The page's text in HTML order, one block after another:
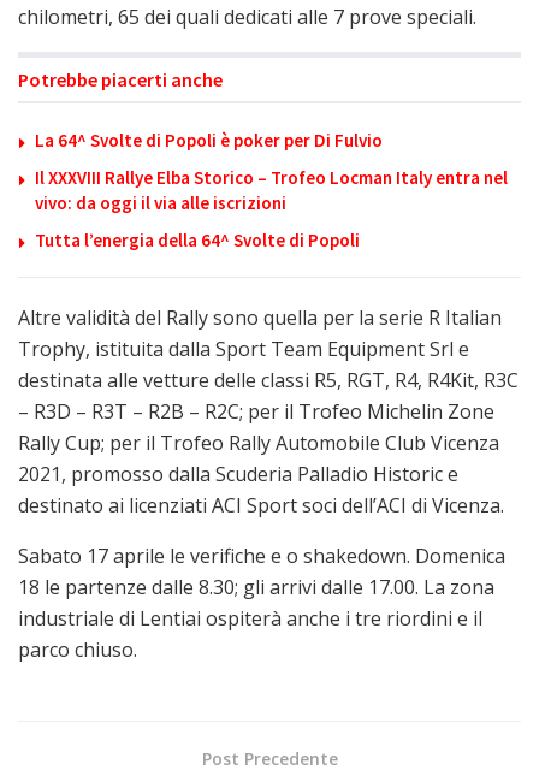
chilometri, 65 dei quali dedicati alle 7 prove speciali.
Potrebbe piacerti anche
La 64^ Svolte di Popoli è poker per Di Fulvio
Il XXXVIII Rallye Elba Storico – Trofeo Locman Italy entra nel
vivo: da oggi il via alle iscrizioni
Tutta l’energia della 64^ Svolte di Popoli
Altre validità del Rally sono quella per la serie R Italian
Trophy, istituita dalla Sport Team Equipment Srl e
destinata alle vetture delle classi R5, RGT, R4, R4Kit, R3C
– R3D – R3T – R2B – R2C; per il Trofeo Michelin Zone
Rally Cup; per il Trofeo Rally Automobile Club Vicenza
2021, promosso dalla Scuderia Palladio Historic e
destinato ai licenziati ACI Sport soci dell’ACI di Vicenza.
Sabato 17 aprile le verifiche e o shakedown. Domenica
18 le partenze dalle 8.30; gli arrivi dalle 17.00. La zona
industriale di Lentiai ospiterà anche i tre riordini e il
parco chiuso.
Post Precedente